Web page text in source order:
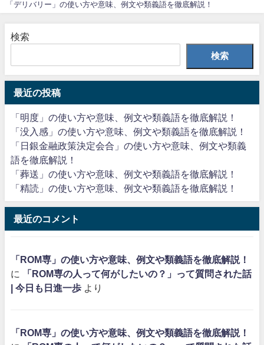
「デリバリー」の使い方や意味、例文や類義語を徹底解説！
検索
検索
最近の投稿
「明度」の使い方や意味、例文や類義語を徹底解説！
「没入感」の使い方や意味、例文や類義語を徹底解説！
「日銀金融政策決定会合」の使い方や意味、例文や類義
語を徹底解説！
「葬送」の使い方や意味、例文や類義語を徹底解説！
「精読」の使い方や意味、例文や類義語を徹底解説！
最近のコメント
「ROM専」の使い方や意味、例文や類義語を徹底解説！
に
「ROM専の人って何がしたいの？」って質問された話
| 今日も日進一歩 より
「ROM専」の使い方や意味、例文や類義語を徹底解説！